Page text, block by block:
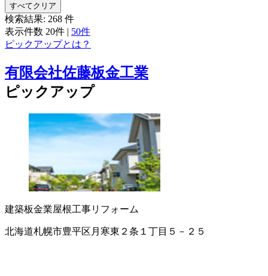
すべてクリア
検索結果: 268 件
表示件数 20件 | 50件
ピックアップとは？
有限会社佐藤板金工業
ピックアップ
建築板金業屋根工事リフォーム
北海道札幌市豊平区月寒東２条１丁目５－２５